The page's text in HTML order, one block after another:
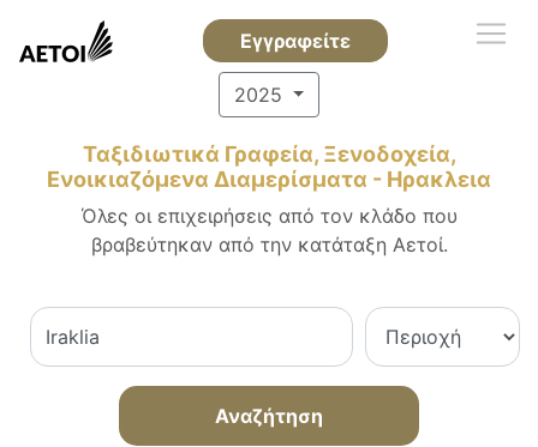
Εγγραφείτε
2025
Ταξιδιωτικά Γραφεία, Ξενοδοχεία,
Ενοικιαζόμενα Διαμερίσματα - Ηρακλεια
Όλες οι επιχειρήσεις από τον κλάδο που
βραβεύτηκαν από την κατάταξη Αετοί.
Αναζήτηση